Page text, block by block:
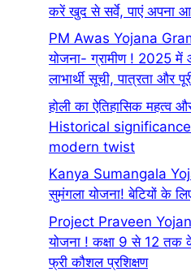
करें खुद से सर्वे, पाएं अपना
PM Awas Yojana
योजना- ग्रामीण ! 2025
लाभार्थी सूची, पात्रता और
होली का ऐतिहासिक महत्व
Historical
modern twist
Kanya Sumangala
सुमंगला योजना! बेटियों के
Project Praveen
योजना ! कक्षा 9 से 12 तक के
फ्री कौशल प्रशिक्षण